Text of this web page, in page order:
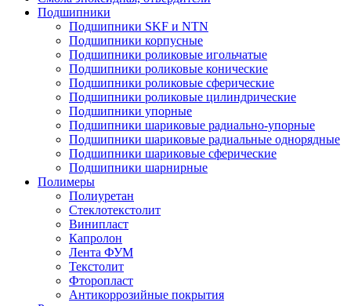
Подшипники
Подшипники SKF и NTN
Подшипники корпусные
Подшипники роликовые игольчатые
Подшипники роликовые конические
Подшипники роликовые сферические
Подшипники роликовые цилиндрические
Подшипники упорные
Подшипники шариковые радиально-упорные
Подшипники шариковые радиальные однорядные
Подшипники шариковые сферические
Подшипники шарнирные
Полимеры
Полиуретан
Стеклотекстолит
Винипласт
Капролон
Лента ФУМ
Текстолит
Фторопласт
Антикоррозийные покрытия